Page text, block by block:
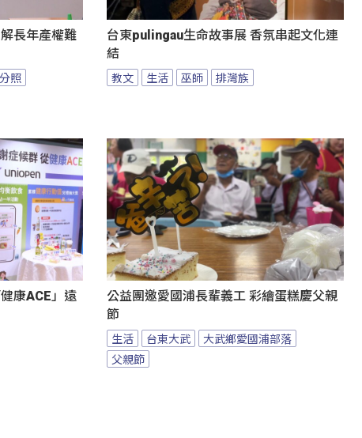
長年產權難
照
台東pulingau生命故事展 香氛串起文化連
結
教文 生活 巫師 排灣族
康ACE」遠
公益團邀愛國浦長輩義工 彩繪蛋糕慶父親
節
生活 台東大武
大武鄉愛國浦部落
父親節